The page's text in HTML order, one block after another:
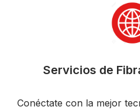
Servicios de
Conéctate con la mejor